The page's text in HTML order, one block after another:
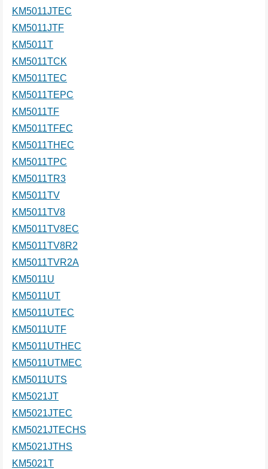
KM5011JTEC
KM5011JTF
KM5011T
KM5011TCK
KM5011TEC
KM5011TEPC
KM5011TF
KM5011TFEC
KM5011THEC
KM5011TPC
KM5011TR3
KM5011TV
KM5011TV8
KM5011TV8EC
KM5011TV8R2
KM5011TVR2A
KM5011U
KM5011UT
KM5011UTEC
KM5011UTF
KM5011UTHEC
KM5011UTMEC
KM5011UTS
KM5021JT
KM5021JTEC
KM5021JTECHS
KM5021JTHS
KM5021T